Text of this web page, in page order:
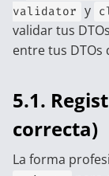
validator y
validar tus
entre tus DTOs
5.1.
correcta)
La forma